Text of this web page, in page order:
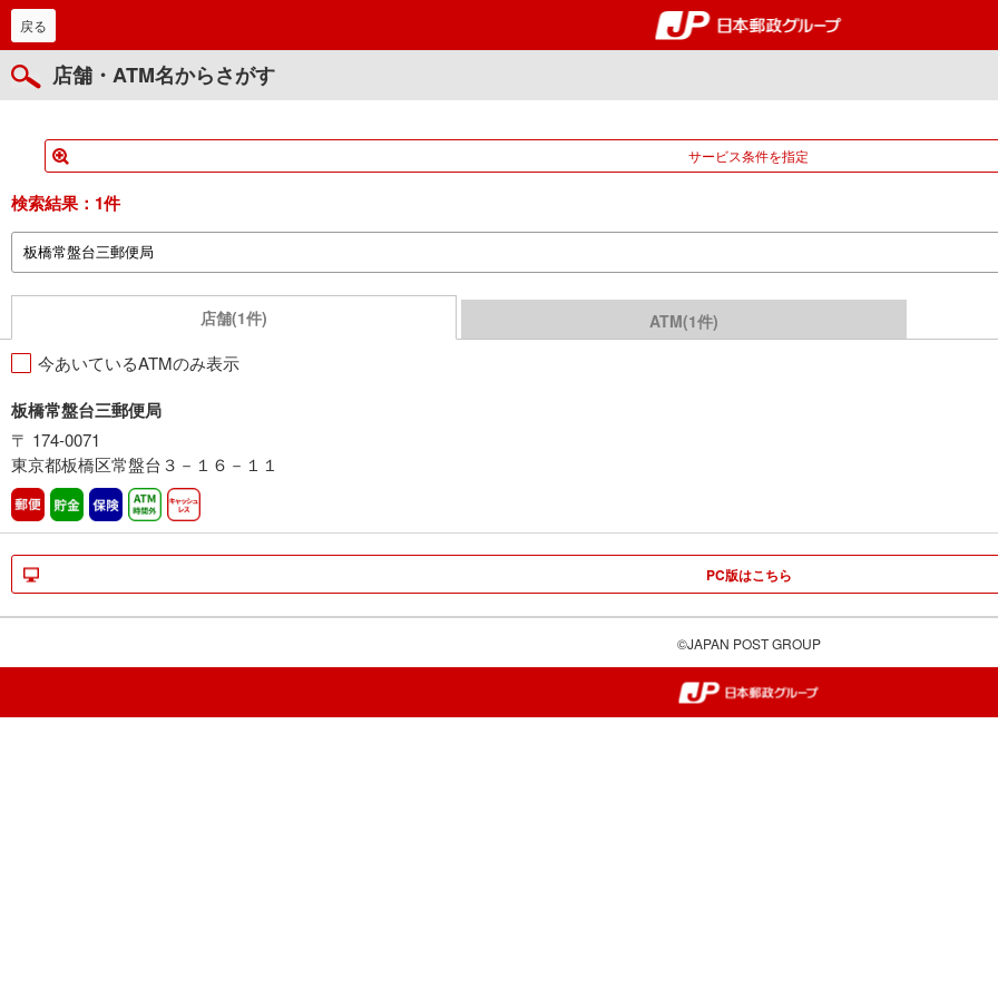
郵便局・日本郵政グループ
戻る
店舗・ATM名からさがす
サービス条件を指定
検索結果： 1件
店舗(1件) ATM(1件)
今あいているATMのみ表示
板橋常盤台三郵便局
〒 174-0071
東京都板橋区常盤台３－１６－１１
郵便 貯金 保険 ATM時間外
PC版はこちら
©JAPAN POST GROUP